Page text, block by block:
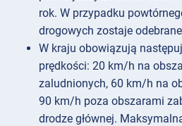
rok. W przypadku
drogowych zostaje
W kraju obowiązują
prędkości: 20 km/h na
zaludnionych, 60 km/h na
90 km/h poza obszarami
drodze głównej.